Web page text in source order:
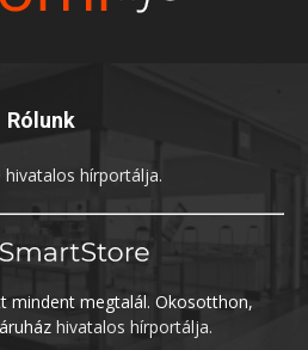
Rólunk
hivatalos hírportálja.
mindent megtalál. Okosotthon,
hivatalos hírportálja.